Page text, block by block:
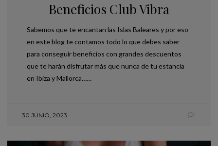
Beneficios Club Vibra
Sabemos que te encantan las Islas Baleares y por eso
en este blog te contamos todo lo que debes saber
para conseguir beneficios con grandes descuentos
que te harán disfrutar más que nunca de tu estancia
en Ibiza y Mallorca……
30 JUNIO, 2023